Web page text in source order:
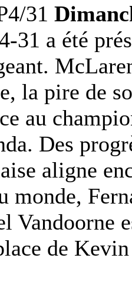
31 a été
la pire de
au
Des
aligne
monde,
Vandoorne
de